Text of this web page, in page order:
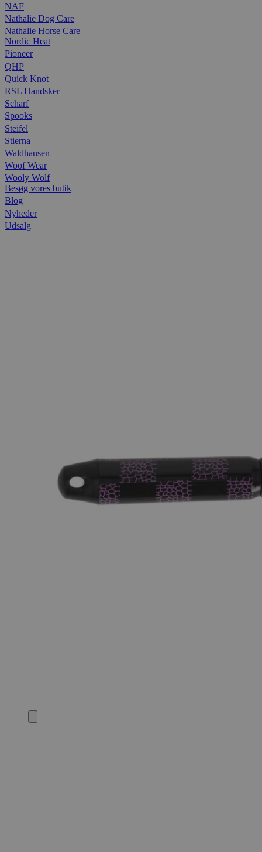
NAF
Nathalie Dog Care
Nathalie Horse Care
Nordic Heat
Pioneer
QHP
Quick Knot
RSL Handsker
Scharf
Spooks
Steifel
Stierna
Waldhausen
Woof Wear
Wooly Wolf
Besøg vores butik
Blog
Nyheder
Udsalg